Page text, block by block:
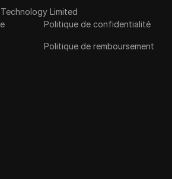
Limited
Politique de confidentialité
Politique de remboursement